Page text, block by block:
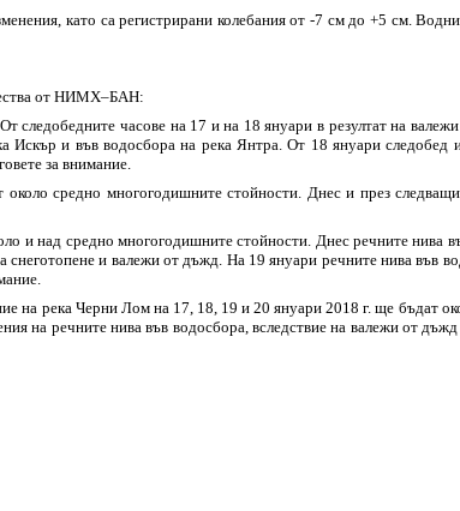
като са регистрирани колебания от -7 см до +5 см.
от НИМХ–БАН:
следобедните часове на 17 и на 18 януари в резултат на
Искър и във водосбора на река Янтра. От 18 януари
за внимание.
средно многогодишните стойности. Днес и през
и над средно многогодишните стойности. Днес речните нива
и валежи от дъжд. На 19 януари речните нива във
на река Черни Лом на 17, 18, 19 и 20 януари 2018 г. ще бъдат
на речните нива във водосбора, вследствие на валежи от